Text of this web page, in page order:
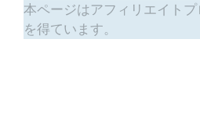
本ページはアフィリエイト
を得ています。